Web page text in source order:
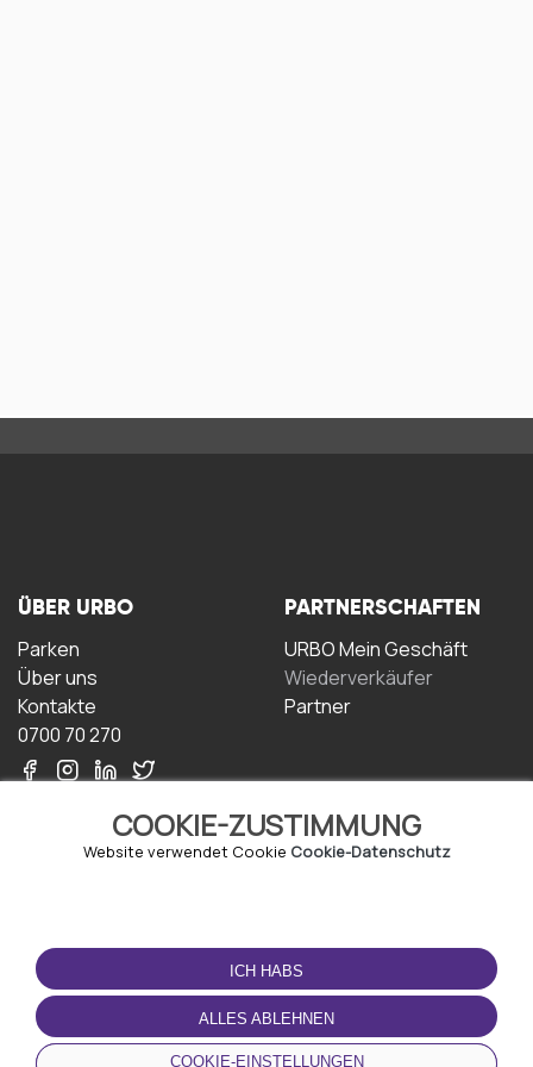
COOKIE-ZUSTIMMUNG
Website verwendet Cookie Cookie-Datenschutz
ICH HABS
ALLES ABLEHNEN
COOKIE-EINSTELLUNGEN
ÜBER URBO
Parken
Über uns
Kontakte
0700 70 270
PARTNERSCHAFTEN
URBO Mein Geschäft
Wiederverkäufer
Partner
NUTZUNGSBEDINGUNGEN
Geschäftsbedingungen
Datenschutz-
Bestimmungen
Cookie-Richtlinie
LADEN SIE DIE APP
HERUNTER